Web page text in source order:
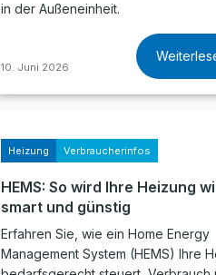
in der Außeneinheit.
10. Juni 2026
Heizung Verbraucherinfos
HEMS: So wird Ihre Heizung
smart und günstig
Erfahren Sie, wie ein Home Energy
Management System (HEMS) Ihre